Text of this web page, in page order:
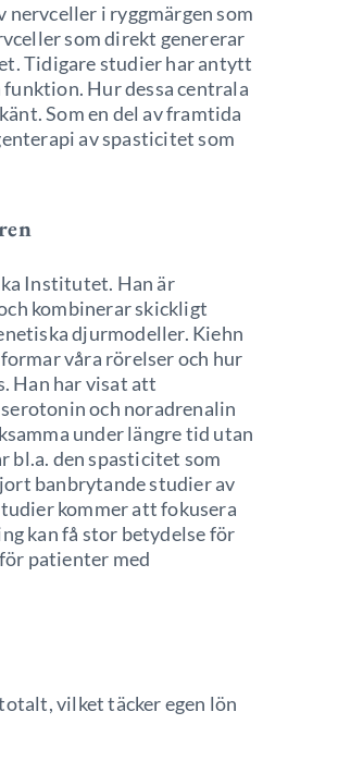
i ryggmärgen som
som direkt genererar
Tidigare studier har antytt
Hur dessa centrala
Som en del av framtida
av spasticitet som
Institutet. Han är
kombinerar skickligt
djurmodeller. Kiehn
våra rörelser och hur
Han har visat att
och noradrenalin
under längre tid utan
bl.a. den spasticitet som
banbrytande studier av
kommer att fokusera
kan få stor betydelse för
patienter med
vilket täcker egen lön